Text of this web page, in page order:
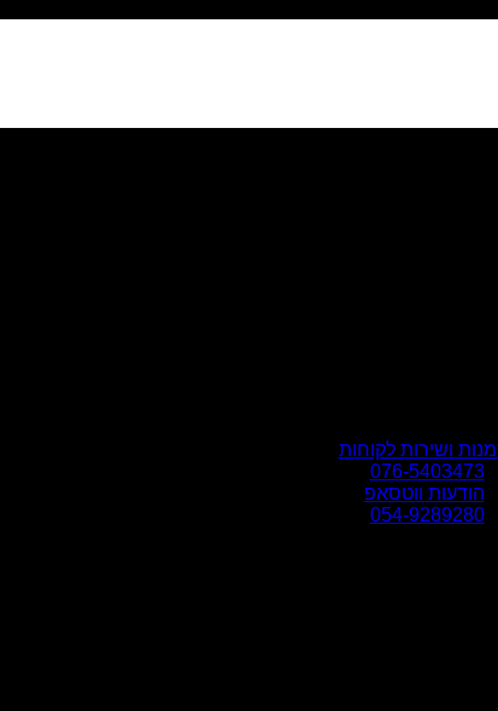
ושירות לקוחות
076-5403473
הודעות ווטסאפ
054-9289280